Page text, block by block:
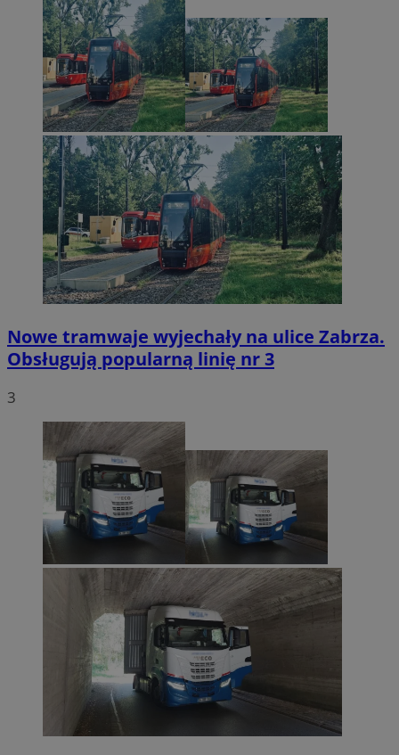
Nowe tramwaje wyjechały na ulice Zabrza.
Obsługują popularną linię nr 3
3